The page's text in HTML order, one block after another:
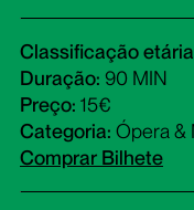
Classificação
Duração: 90 MIN
Preço: 15€
Categoria: Ópera &
Comprar Bilhete